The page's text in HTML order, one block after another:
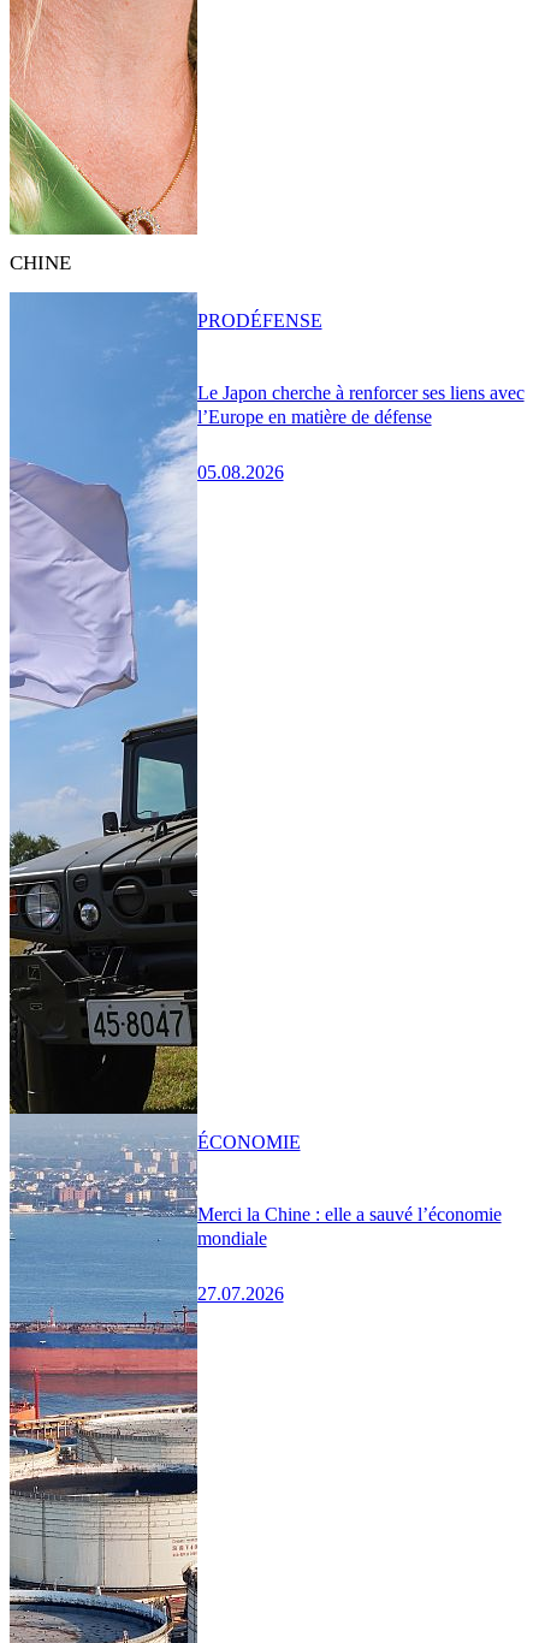
CHINE
Le Japon cherche à renforcer ses liens avec
l’Europe en matière de défense
05.08.2026
PRODÉFENSE
Merci la Chine : elle a sauvé l’économie
mondiale
27.07.2026
ÉCONOMIE